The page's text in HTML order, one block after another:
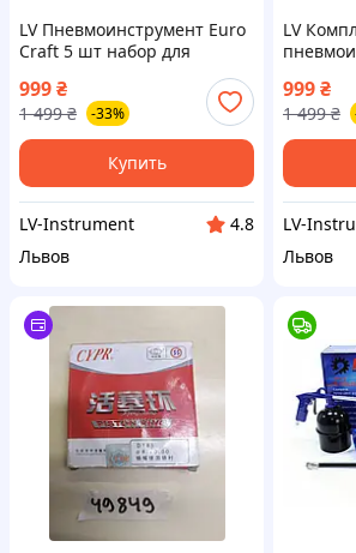
LV Пневмоинструмент Euro
Craft 5 шт набор для
пневматические насадки
комплект для гаража
TOP|LV
999₴
1 499 ₴ -33%
Купить
LV-Instrument
4.8
Львов
LV
в 1 для
для
шин
999₴
1 499 ₴
LV-
Львов